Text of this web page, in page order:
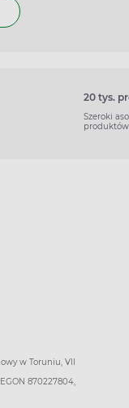
20 tys.
Szeroki
produktów
w Toruniu, VII
870227804,